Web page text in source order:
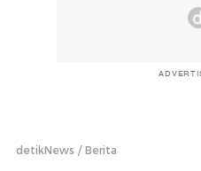
detikNews Berita